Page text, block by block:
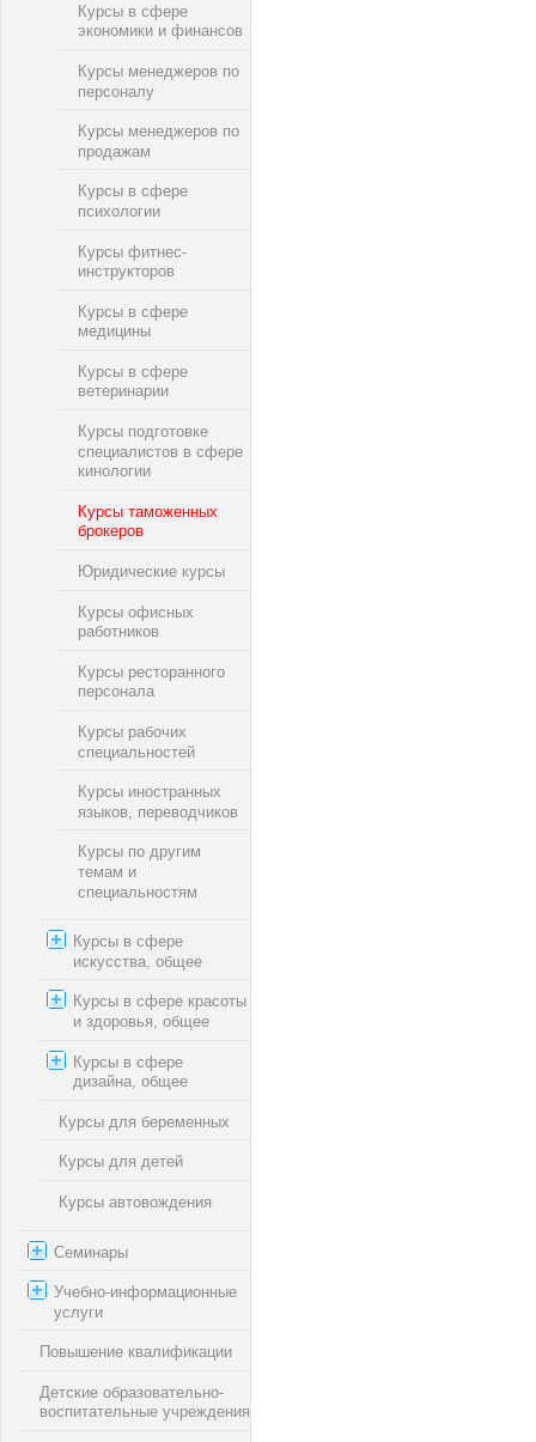
Курсы в сфере
экономики и финансов
Курсы менеджеров по
персоналу
Курсы менеджеров по
продажам
Курсы в сфере
психологии
Курсы фитнес-
инструкторов
Курсы в сфере
медицины
Курсы в сфере
ветеринарии
Курсы подготовке
специалистов в сфере
кинологии
Курсы таможенных
брокеров
Юридические курсы
Курсы офисных
работников
Курсы ресторанного
персонала
Курсы рабочих
специальностей
Курсы иностранных
языков, переводчиков
Курсы по другим
темам и
специальностям
Курсы в сфере
искусства, общее
Курсы в сфере красоты
и здоровья, общее
Курсы в сфере
дизайна, общее
Курсы для беременных
Курсы для детей
Курсы автовождения
Семинары
Учебно-информационные
услуги
Повышение квалификации
Детские образовательно-
воспитательные учреждения